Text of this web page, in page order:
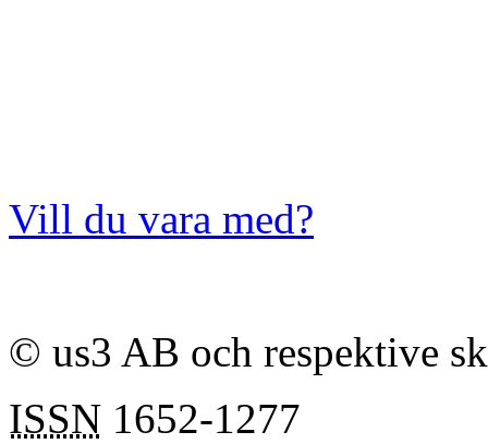
Vill du vara med?
© us3 AB och respektive
ISSN 1652-1277